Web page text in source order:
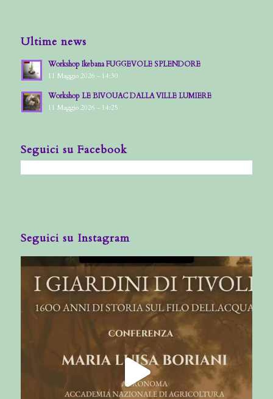
Ultime news
Workshop Ikebana FUGGEVOLE SPLENDORE
11 Maggio 2026 - 14:30
Workshop LE BIVOUAC DALLA VILLE LUMIERE
11 Maggio 2026 - 14:25
Seguici su Facebook
Seguici su Instagram